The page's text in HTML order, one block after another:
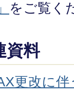
をご覧く
資料
更改に